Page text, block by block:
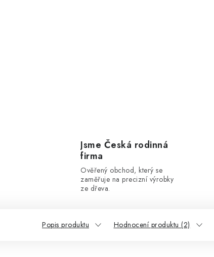
Jsme Česká rodinná
firma
Ověřený obchod, který se
zaměřuje na precizní výrobky
ze dřeva.
Popis produktu Hodnocení produktu (2)